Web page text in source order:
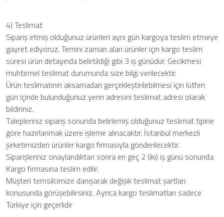
4) Teslimat
Sipariş etmiş olduğunuz ürünleri aynı gün kargoya teslim etmeye
gayret ediyoruz. Temini zaman alan ürünler için kargo teslim
süresi ürün detayında belirtildiği gibi 3 iş günüdür. Gecikmesi
muhtemel teslimat durumunda size bilgi verilecektir.
Ürün teslimatının aksamadan gerçekleştirilebilmesi için lütfen
gün içinde bulunduğunuz yerin adresini teslimat adresi olarak
bildiriniz.
Talepleriniz sipariş sonunda belirlemiş olduğunuz teslimat tipine
göre hazırlanmak üzere işleme alınacaktır. İstanbul merkezli
şirketimizden ürünler kargo firmasıyla gönderilecektir.
Siparişleriniz onaylandıktan sonra en geç 2 (iki) iş günü sonunda
Kargo firmasına teslim edilir.
Müşteri temsilcimize danışarak değişik teslimat şartları
konusunda görüşebilirsiniz. Ayrıca kargo teslimatları sadece
Türkiye için geçerlidir